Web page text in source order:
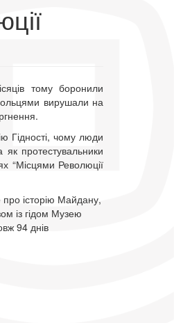
тому боронили
вирушали на
Гідності, чому люди
протестувальники
“Місцями Революції
про історію Майдану,
із гідом Музею
94 днів